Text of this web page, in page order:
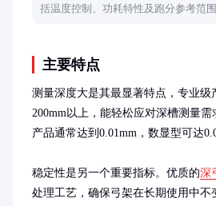
括温度控制、功耗特性及跑分参考范
主要特点
测量深度大是其最显著特点，专业级
200mm以上，能轻松应对深槽测量
产品通常达到0.01mm，数显型可达
稳定性是另一个重要指标。优质的深
处理工艺，确保弓架在长期使用中不